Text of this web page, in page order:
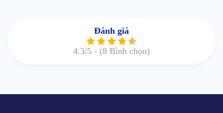
Đánh giá
4.3/5 - (8 Bình chọn)